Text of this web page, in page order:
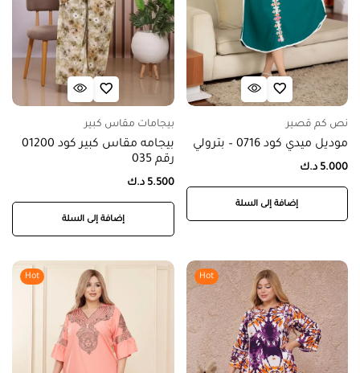
نص كم قصير
موديل ميدي كود 0716 – بترولي
5.000 د.ك
إضافة إلى السلة
بيجامات مقاس كبير
بيجامه مقاس كبير كود 01200
رقم 035
5.500 د.ك
إضافة إلى السلة
Hot
Hot